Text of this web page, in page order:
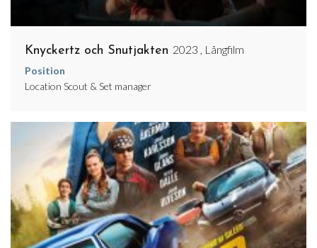
Knyckertz och Snutjakten 2023 , Långfilm
Position
Location Scout & Set manager